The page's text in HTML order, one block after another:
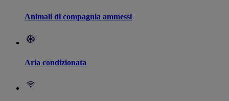
Animali di compagnia ammessi
Aria condizionata